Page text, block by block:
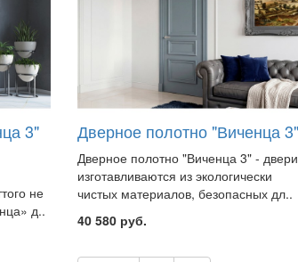
3"
не
д..
Дверное полотно "Виченца 3"
Дверное полотно "Виченца 3" - двери
изготавливаются из экологически
чистых материалов, безопасных дл..
40 580 руб.